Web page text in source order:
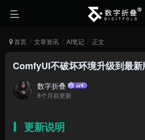
首页 文章资讯 AI笔记 正文
ComfyUI不破坏环境升级到最
数字折叠
8个月前更新
更新说明